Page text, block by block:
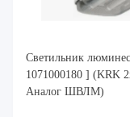
Светильник
1071000180 ] (KRK
Аналог ШВЛМ)